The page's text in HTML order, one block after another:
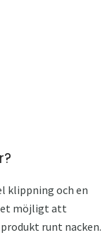
klippning och en
möjligt att
runt nacken.